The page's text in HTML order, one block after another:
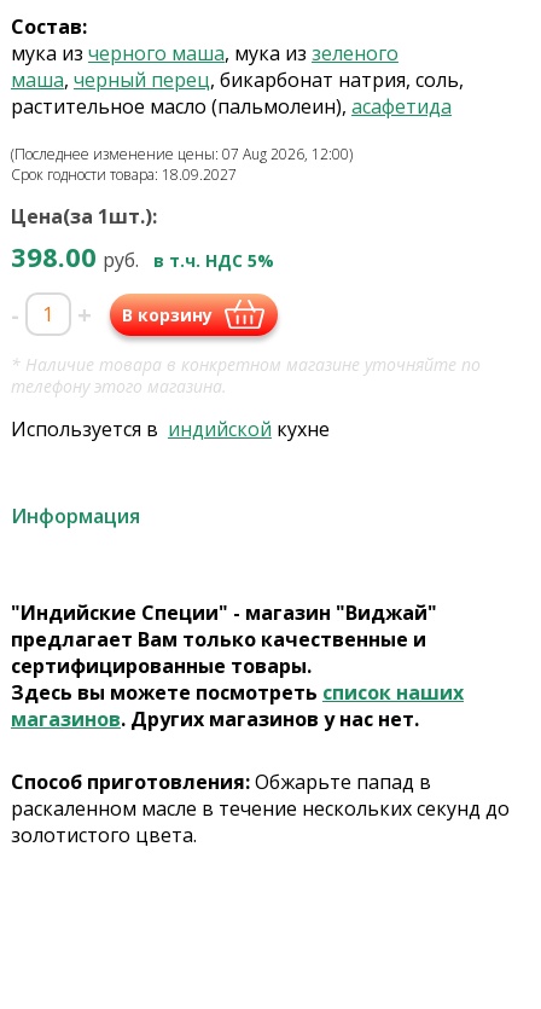
Состав:
мука из черного маша, мука из зеленого
маша, черный перец, бикарбонат натрия, соль,
растительное масло (пальмолеин), асафетида
(Последнее изменение цены: 07 Aug 2026, 12:00)
Срок годности товара: 18.09.2027
Цена(за 1шт.):
398.00 руб. в т.ч. НДС 5%
- + В корзину
* Наличие товара в конкретном магазине уточняйте по
телефону этого магазина.
Используется в индийской кухне
Информация
"Индийские Специи" - магазин "Виджай"
предлагает Вам только качественные и
сертифицированные товары.
Здесь вы можете посмотреть список наших
магазинов. Других магазинов у нас нет.
Способ приготовления:Обжарьте папад в
раскаленном масле в течение нескольких секунд до
золотистого цвета.